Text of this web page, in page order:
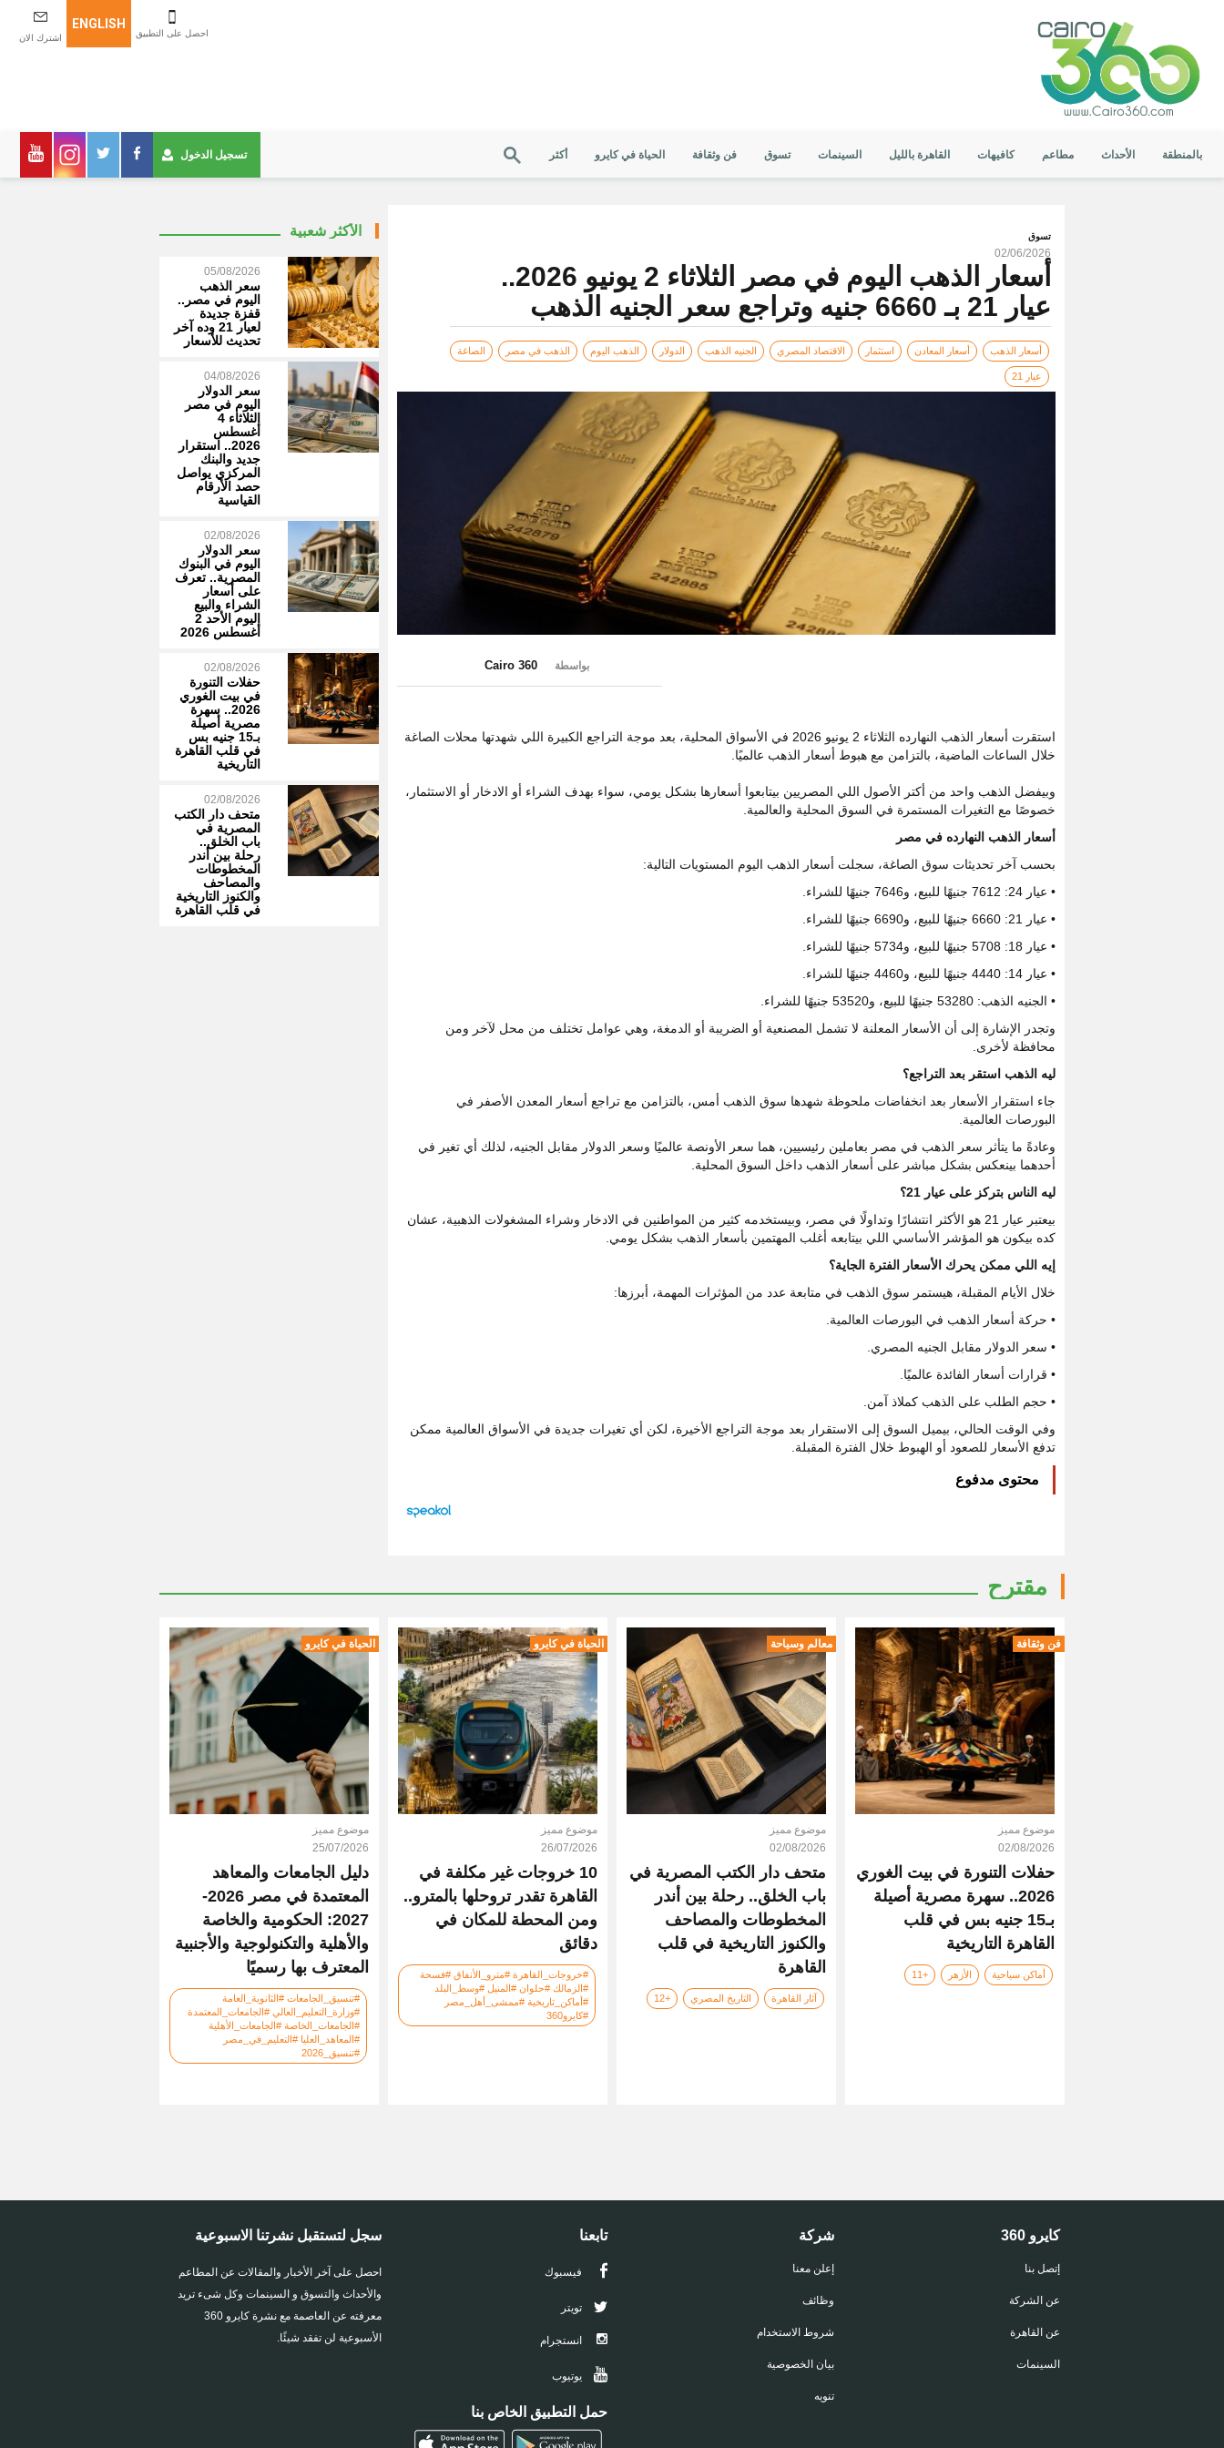
اشترك الان
ENGLISH
احصل على التطبيق
بالمنطقة الأحداث مطاعم كافيهات القاهرة بالليل السينمات تسوق فن وثقافة الحياة في كايرو أكثر تسجيل الدخول
تسوق
02/06/2026
أسعار الذهب اليوم في مصر الثلاثاء 2 يونيو 2026..
عيار 21 بـ 6660 جنيه وتراجع سعر الجنيه الذهب
أسعار الذهب أسعار المعادن استثمار الاقتصاد المصري الجنيه الذهب الدولار الذهب اليوم الذهب في مصر الصاغة
عيار 21
بواسطة Cairo 360
استقرت أسعار الذهب النهارده الثلاثاء 2 يونيو 2026 في الأسواق المحلية، بعد موجة التراجع الكبيرة اللي شهدتها محلات الصاغة
خلال الساعات الماضية، بالتزامن مع هبوط أسعار الذهب عالميًا.
وبيفضل الذهب واحد من أكتر الأصول اللي المصريين بيتابعوا أسعارها بشكل يومي، سواء بهدف الشراء أو الادخار أو الاستثمار،
خصوصًا مع التغيرات المستمرة في السوق المحلية والعالمية.
أسعار الذهب النهارده في مصر
بحسب آخر تحديثات سوق الصاغة، سجلت أسعار الذهب اليوم المستويات التالية:
• عيار 24: 7612 جنيهًا للبيع، و7646 جنيهًا للشراء.
• عيار 21: 6660 جنيهًا للبيع، و6690 جنيهًا للشراء.
• عيار 18: 5708 جنيهًا للبيع، و5734 جنيهًا للشراء.
• عيار 14: 4440 جنيهًا للبيع، و4460 جنيهًا للشراء.
• الجنيه الذهب: 53280 جنيهًا للبيع، و53520 جنيهًا للشراء.
وتجدر الإشارة إلى أن الأسعار المعلنة لا تشمل المصنعية أو الضريبة أو الدمغة، وهي عوامل تختلف من محل لآخر ومن
محافظة لأخرى.
ليه الذهب استقر بعد التراجع؟
جاء استقرار الأسعار بعد انخفاضات ملحوظة شهدها سوق الذهب أمس، بالتزامن مع تراجع أسعار المعدن الأصفر في
البورصات العالمية.
وعادةً ما يتأثر سعر الذهب في مصر بعاملين رئيسيين، هما سعر الأونصة عالميًا وسعر الدولار مقابل الجنيه، لذلك أي تغير في
أحدهما بينعكس بشكل مباشر على أسعار الذهب داخل السوق المحلية.
ليه الناس بتركز على عيار 21؟
بيعتبر عيار 21 هو الأكثر انتشارًا وتداولًا في مصر، وبيستخدمه كثير من المواطنين في الادخار وشراء المشغولات الذهبية، عشان
كده بيكون هو المؤشر الأساسي اللي بيتابعه أغلب المهتمين بأسعار الذهب بشكل يومي.
إيه اللي ممكن يحرك الأسعار الفترة الجاية؟
خلال الأيام المقبلة، هيستمر سوق الذهب في متابعة عدد من المؤثرات المهمة، أبرزها:
• حركة أسعار الذهب في البورصات العالمية.
• سعر الدولار مقابل الجنيه المصري.
• قرارات أسعار الفائدة عالميًا.
• حجم الطلب على الذهب كملاذ آمن.
وفي الوقت الحالي، بيميل السوق إلى الاستقرار بعد موجة التراجع الأخيرة، لكن أي تغيرات جديدة في الأسواق العالمية ممكن
تدفع الأسعار للصعود أو الهبوط خلال الفترة المقبلة.
محتوى مدفوع
الأكثر شعبية
05/08/2026
سعر الذهب
اليوم في مصر..
قفزة جديدة
لعيار 21 وده آخر
تحديث للأسعار
04/08/2026
سعر الدولار
اليوم في مصر
الثلاثاء 4
أغسطس
2026.. استقرار
جديد والبنك
المركزي يواصل
حصد الأرقام
القياسية
02/08/2026
سعر الدولار
اليوم في البنوك
المصرية.. تعرف
على أسعار
الشراء والبيع
اليوم الأحد 2
أغسطس 2026
02/08/2026
حفلات التنورة
في بيت الغوري
2026.. سهرة
مصرية أصيلة
بـ15 جنيه بس
في قلب القاهرة
التاريخية
02/08/2026
متحف دار الكتب
المصرية في
باب الخلق..
رحلة بين أندر
المخطوطات
والمصاحف
والكنوز التاريخية
في قلب القاهرة
مقترح
فن وثقافة
موضوع مميز
02/08/2026
حفلات التنورة في بيت الغوري
2026.. سهرة مصرية أصيلة
بـ15 جنيه بس في قلب
القاهرة التاريخية
أماكن سياحية الأزهر +11
معالم وسياحة
موضوع مميز
02/08/2026
متحف دار الكتب المصرية في
باب الخلق.. رحلة بين أندر
المخطوطات والمصاحف
والكنوز التاريخية في قلب
القاهرة
آثار القاهرة التاريخ المصري +12
الحياة في كايرو
موضوع مميز
26/07/2026
10 خروجات غير مكلفة في
القاهرة تقدر تروحلها بالمترو..
ومن المحطة للمكان في
دقائق
#خروجات_القاهرة #مترو_الأنفاق #فسحة
#الزمالك #حلوان #المنيل #وسط_البلد
#أماكن_تاريخية #ممشى_أهل_مصر
#كايرو360
الحياة في كايرو
موضوع مميز
25/07/2026
دليل الجامعات والمعاهد
المعتمدة في مصر 2026-
2027: الحكومية والخاصة
والأهلية والتكنولوجية والأجنبية
المعترف بها رسميًا
#تنسيق_الجامعات #الثانوية_العامة
#وزارة_التعليم_العالي #الجامعات_المعتمدة
#الجامعات_الخاصة #الجامعات_الأهلية
#المعاهد_العليا #التعليم_في_مصر
#تنسيق_2026
كايرو 360
إتصل بنا
عن الشركة
عن القاهرة
السينمات
شركة
إعلن معنا
وظائف
شروط الاستخدام
بيان الخصوصية
تنويه
تابعنا
فيسبوك
تويتر
انستجرام
يوتيوب
حمل التطبيق الخاص بنا
سجل لتستقبل نشرتنا الاسبوعية
احصل على آخر الأخبار والمقالات عن المطاعم
والأحداث والتسوق و السينمات وكل شىء تريد
معرفته عن العاصمة مع نشرة كايرو 360
الأسبوعية لن تفقد شيئًا.